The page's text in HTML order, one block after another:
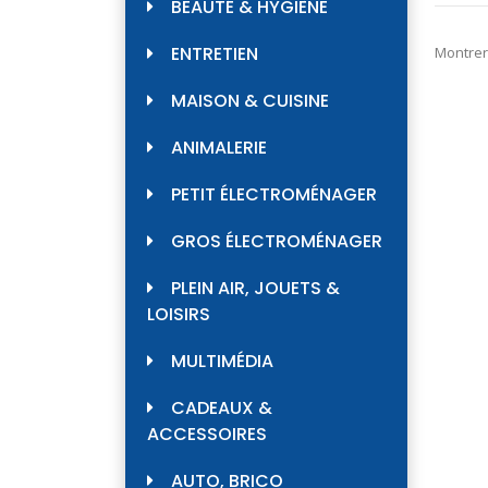
BEAUTÉ & HYGIÈNE
ENTRETIEN
MAISON & CUISINE
ANIMALERIE
PETIT ÉLECTROMÉNAGER
GROS ÉLECTROMÉNAGER
PLEIN AIR, JOUETS &
LOISIRS
MULTIMÉDIA
CADEAUX &
ACCESSOIRES
AUTO, BRICO